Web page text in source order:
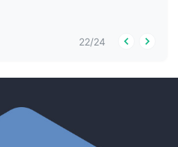
22/24